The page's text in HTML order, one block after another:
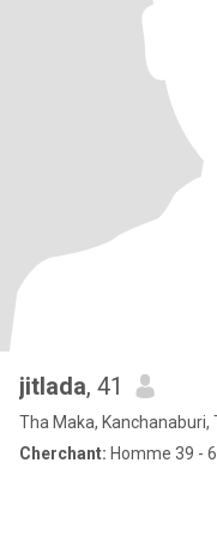
jitlada, 41
Tha Maka, Kanchanaburi,
Cherchant: Homme 39 -